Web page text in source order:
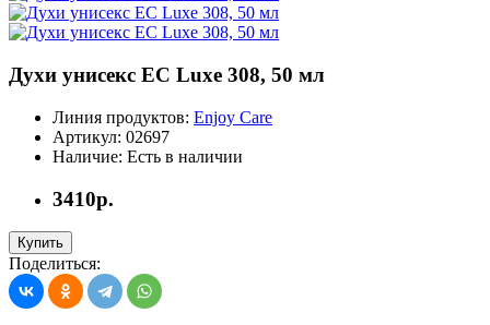
Духи унисекс EC Luxe 308, 50 мл
Линия продуктов: Enjoy Care
Артикул: 02697
Наличие: Есть в наличии
3410р.
Купить
Поделиться: